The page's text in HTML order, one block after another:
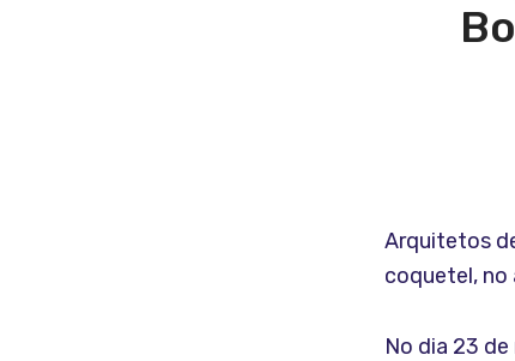
Arquitetos
coquetel, no
No dia 23